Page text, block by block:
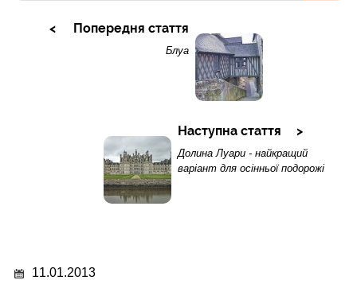
Попередня стаття
Блуа
Наступна стаття
Долина Луари - найкращий
варіант для осінньої подорожі
11.01.2013